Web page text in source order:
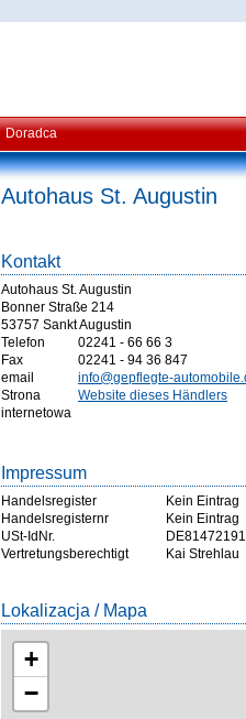
Doradca
Autohaus St. Augustin
Kontakt
Autohaus St. Augustin
Bonner Straße 214
53757 Sankt Augustin
Telefon
02241 - 66 66 3
Fax
02241 - 94 36 847
email
info@gepflegte-
Strona
internetowa
Website dieses Händlers
Impressum
Handelsregister
Kein Eintrag
Handelsregisternr
Kein Eintrag
USt-IdNr.
Vertretungsberechtigt
Kai Strehlau
Lokalizacja / Mapa
+
−